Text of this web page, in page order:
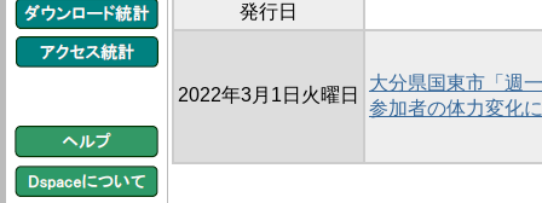
発行日
2022年3月1日火曜日
大分県国東市「週
参加者の体力変化